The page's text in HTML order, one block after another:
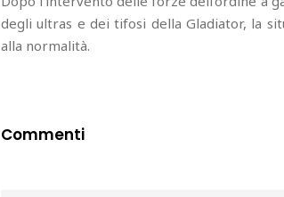
degli ultras e dei tifosi della Gladiator, la
alla normalità.
Commenti